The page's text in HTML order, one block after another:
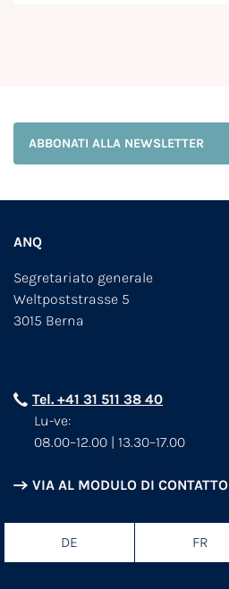
ABBONATI ALLA NEWSLETTER
ANQ
Segretariato generale
Weltpoststrasse 5
3015 Berna
Tel. +41 31 511 38 40
Lu-ve:
08.00–12.00 | 13.30–17.00
VIA AL MODULO DI CONTATTO
DE FR